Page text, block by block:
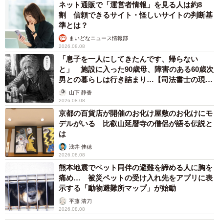
ネット通販で「運営者情報」を見る人は約8
割 信頼できるサイト・怪しいサイトの判断基
準とは？
まいどなニュース情報部
2026.08.08
「息子を一人にしてきたんです、帰らない
と」 施設に入った90歳母、障害のある60歳次
男との暮らしは行き詰まり…【司法書士の現場
から】山下 静香
2026.08.08
京都の百貨店が開催のお化け屋敷のお化けにモ
デルがいる 比叡山延暦寺の僧侶が語る伝説と
は
浅井 佳穂
2026.08.08
熊本地震でペット同伴の避難を諦める人に胸を
痛め… 被災ペットの受け入れ先をアプリに表
示する「動物避難所マップ」が始動
平藤 清刀
2026.08.08